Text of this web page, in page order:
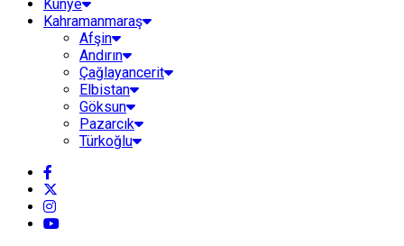
Künye
Kahramanmaraş
Afşin
Andırın
Çağlayancerit
Elbistan
Göksun
Pazarcık
Türkoğlu